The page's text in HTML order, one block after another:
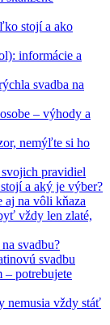
stojí a ako
informácie a
svadba na
– výhody a
nemýľte si ho
pravidiel
a aký je výber?
aj na vôli kňaza
vždy len zlaté,
svadbu?
svadbu
– potrebujete
nemusia vždy stáť